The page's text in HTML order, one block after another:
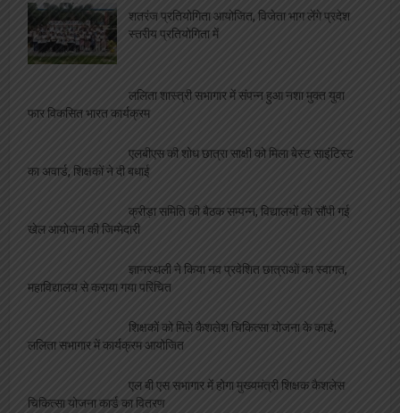
शतरंज प्रतियोगिता आयोजित, विजेता भाग लेंगे प्रदेश
स्तरीय प्रतियोगिता में
ललिता शास्त्री सभागार में संपन्न हुआ नशा मुक्त युवा
फार विकसित भारत कार्यक्रम
एलबीएस की शोध छात्रा साक्षी को मिला बेस्ट साइंटिस्ट
का अवार्ड, शिक्षकों ने दी बधाई
क्रीड़ा समिति की बैठक सम्पन्न, विद्यालयों को सौंपी गई
खेल आयोजन की जिम्मेदारी
ज्ञानस्थली ने किया नव प्रवेशित छात्राओं का स्वागत,
महाविद्यालय से कराया गया परिचित
शिक्षकों को मिले कैशलेश चिकित्सा योजना के कार्ड,
ललिता सभागार में कार्यक्रम आयोजित
एल बी एस सभागार में होगा मुख्यमंत्री शिक्षक कैशलेस
चिकित्सा योजना कार्ड का वितरण